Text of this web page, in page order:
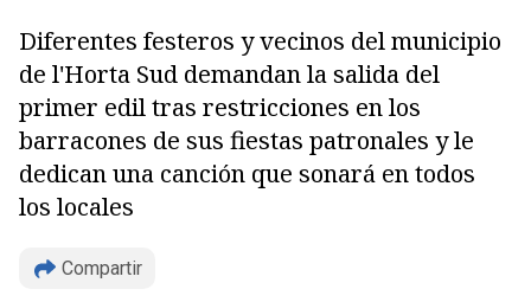
Diferentes festeros y vecinos del municipio
de l'Horta Sud demandan la salida del
primer edil tras restricciones en los
barracones de sus fiestas patronales y le
dedican una canción que sonará en todos
los locales
Compartir
Copiar